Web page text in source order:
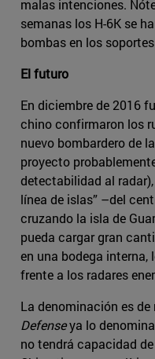
malas intenciones.
semanas los H-6K se
bombas en los
El futuro
En diciembre de 2016
chino confirmaron los
nuevo bombardero de
proyecto
detectabilidad al
línea de islas” –del
cruzando la isla de
pueda cargar gran
en una bodega
frente a los radares
La denominación es
Defenseya lo
no tendrá capacidad